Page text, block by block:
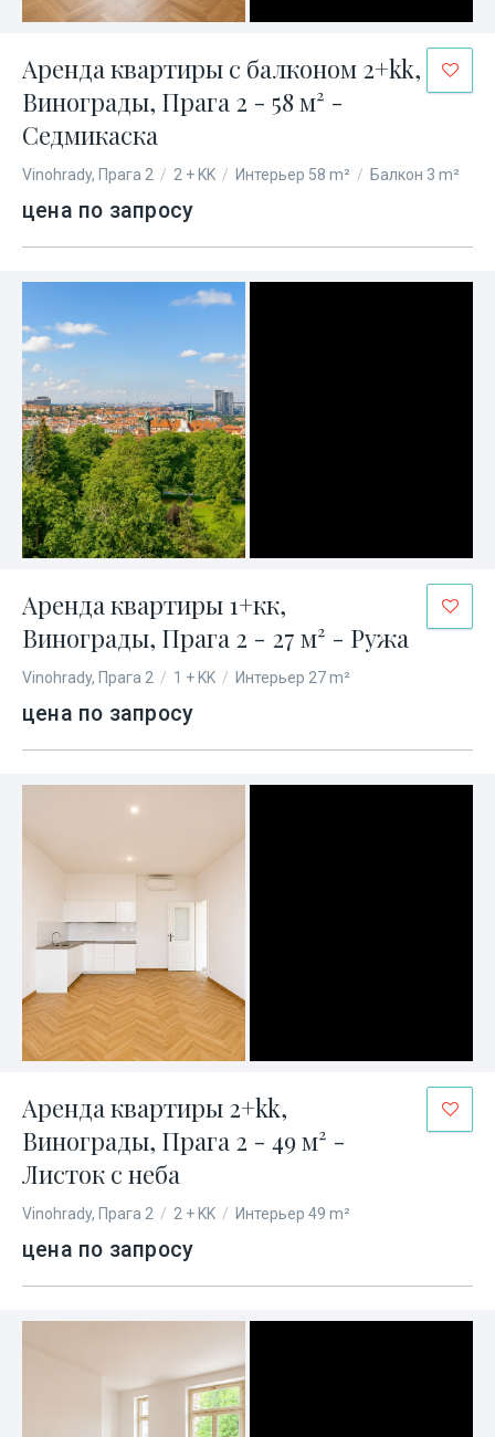
Аренда квартиры с балконом 2+kk,
Винограды, Прага 2 - 58 м² -
Седмикаска
Vinohrady, Прага 2 / 2 + KK / Интерьер 58 m² / Балкон 3 m²
цена по запросу
Аренда квартиры 1+кк,
Винограды, Прага 2 - 27 м² - Ружа
Vinohrady, Прага 2 / 1 + KK / Интерьер 27 m²
цена по запросу
Аренда квартиры 2+kk,
Винограды, Прага 2 - 49 м² -
Листок с неба
Vinohrady, Прага 2 / 2 + KK / Интерьер 49 m²
цена по запросу